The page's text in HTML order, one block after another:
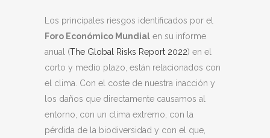
Los principales riesgos identificados por el
Foro Económico Mundial en su informe
anual (The Global Risks Report 2022) en el
corto y medio plazo, están relacionados con
el clima. Con el coste de nuestra inacción y
los daños que directamente causamos al
entorno, con un clima extremo, con la
pérdida de la biodiversidad y con el que,